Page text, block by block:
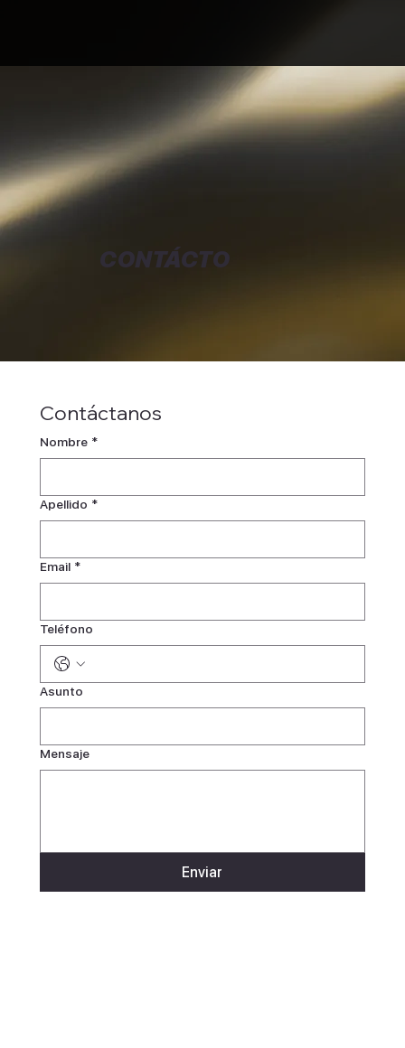
CONTÁCTO
Contáctanos
Nombre *
Apellido *
Email *
Teléfono
Asunto
Mensaje
Enviar